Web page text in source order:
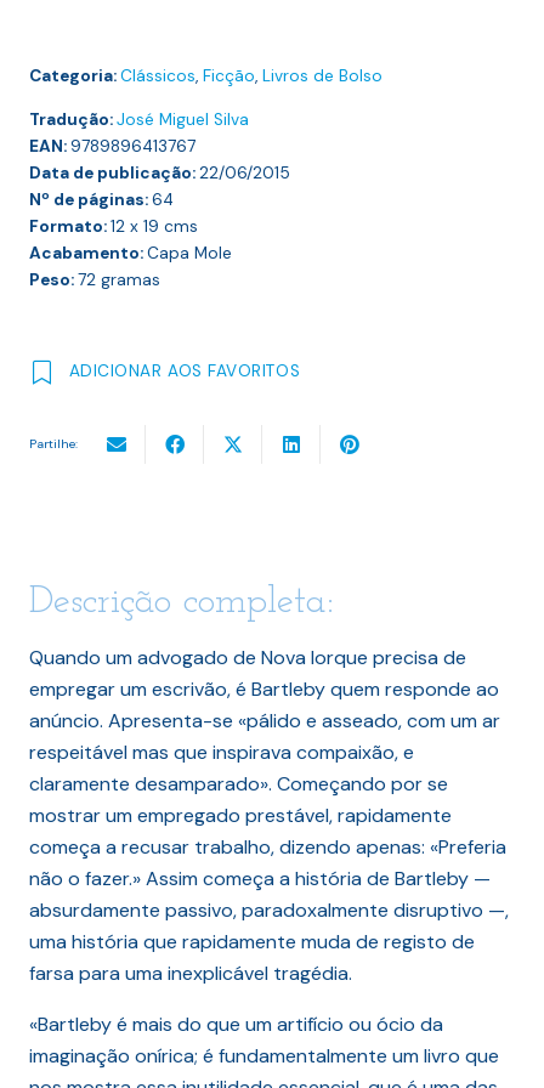
Categoria:Clássicos, Ficção, Livros de Bolso
Tradução:José Miguel Silva
EAN:9789896413767
Data de publicação:22/06/2015
Nº de páginas:64
Formato:12 x 19 cms
Acabamento:Capa Mole
Peso:72 gramas
ADICIONAR AOS FAVORITOS
Partilhe:
Descrição completa:
Quando um advogado de Nova Iorque precisa de
empregar um escrivão, é Bartleby quem responde ao
anúncio. Apresenta-se «pálido e asseado, com um ar
respeitável mas que inspirava compaixão, e
claramente desamparado». Começando por se
mostrar um empregado prestável, rapidamente
começa a recusar trabalho, dizendo apenas: «Preferia
não o fazer.» Assim começa a história de Bartleby —
absurdamente passivo, paradoxalmente disruptivo —,
uma história que rapidamente muda de registo de
farsa para uma inexplicável tragédia.
«Bartleby é mais do que um artifício ou ócio da
imaginação onírica; é fundamentalmente um livro que